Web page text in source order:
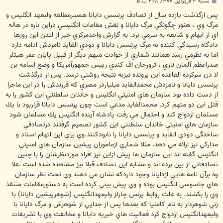
ت
پس ازگذشت يازده سال از تصادف پرنسس دايانا همسرمطلقه وليعهد انگليس و
مرگ وي ، هنوز چگونگي مرگ دايانا و نقش مقامات انگليسي دراين باره در هاله
اي از ابهام و شايعه به سرمي برد. به گزارش واحدمركزي خبر از لندن اين روزها
دادگاه رسيدگي كننده به مرگ پرنسس دايانا و دودي الفايد نامزدش ادامه دارد
اما به نظرمي رسد همانند شماري از حوادث مبهم ديگر از قبيل پايان عمر هيتلر
صدراعظم آلمان نازي ، ترورجان اف كندي رييس جمهورآمريكا و وضع اسامه بن
لا دن سركرده القاعده اين پرونده نيزبه نتيجه روشني نرسد. پس از درگذشت
پرنسس دايانا و نامزدش محمدالفايد ميلياردر مصري كه فرزندش را در اين ماجرا
از دست داده بود سازمان هاي امنيتي انگليس و خاندان سلطنتي اين كشور را به
قتل اين دو متهم كرد. محمدالفايد مدعي است چون پرنسس دايانا قراربود با يك
مسلمان ازدواج كند و احتمال مي رفت پادشاه آينده انگليس يك مسلمان شود
سازمان هاي امنيتي خاندان سلطنتي اين كشور تصميم گرفتند درتصادفي
ساختگي دودي الفايد و پرنسس دايانا را نابودكنند.وي براي اين اتهام اسناد و
مداركي نيز ارائه مي دهد. مثلا شماري ازماموران پيشين سازمان هاي امنيتي
انگليس گفته اند اين سازمان ها پيش ازاين نيز افراد موردنظرشان را با چنين
تصادفاتي از بين برده اند و مشابه اين تصادف قبلا نيز مشاهده شده است .علا
وه برآن نامه هايي ازدايانا وجود داردكه نشان مي دهند وي تحت نظر سازمان
هاي جاسوسي انگليس بوده و وي پيش بيني كرده است به دستورمقامات متنفذ
وي را بكشند. به علت روابط پرنس چارلز وليعهدانگليس (شوهرپيشين دايانا) با
زني شوهردار به نام كامليا-كه بعدها پس از جدايي از شوهرش و مرگ دايانا با
وليعهدانگليس ازدواج كرد فعاليت هاي خيريه دايانا و مخالفت وي با تشريفات